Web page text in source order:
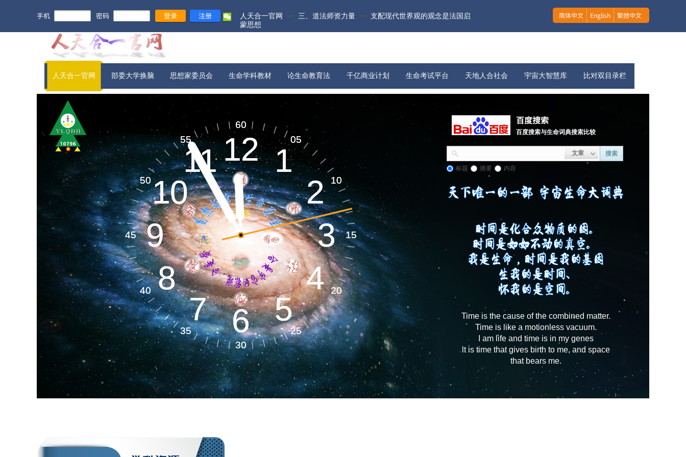
手机 密码 登录 注册 简体中文 English 繁體中文
人天合一官网 >> 三、道法师资力量 >>
支配现代世界观的观念是法国启
蒙思想
人天合一官网 部委大学换脑 思想家委员会 生命学科教材 论生命教育法 千亿商业计划 生命考试平台 天地人合社会 宇宙大智慧库 比对双目录栏
百度搜索
百度搜索与生命词典搜索比较
文章 搜索
标题 摘要 内容
宇宙信息​
生命起源​
新旧农业
生命天文​ 地球系统​
05
10
15
20
25
30
35
40
45
50
55
60
1
2
3
4
5
6
7
8
9
10
1112 05
10
15
20
25
30
35
40
45
50
55
60
1
2
3
4
5
6
7
8
9
10
1112
生命空间​ 环境气候​
Time is the cause of the combined matter.
Time is like a motionless vacuum.
I am life and time is in my genes
lt is time that gives birth to me, and space
that bears me.
生命材料​ 健全健康​
生命能源​
宇宙演化​